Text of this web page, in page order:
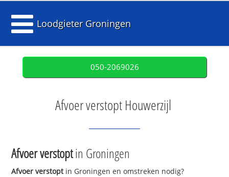
Loodgieter Groningen
050-2069026
Afvoer verstopt Houwerzijl
Afvoer verstoptin Groningen
Afvoer verstoptin Groningen en omstreken nodig?